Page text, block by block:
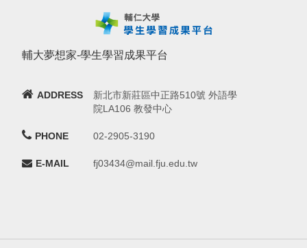
輔大夢想家-學生學習成果平台
ADDRESS
新北市新莊區中正路510號 外語學
院LA106 教發中心
PHONE 02-2905-3190
E-MAIL fj03434@mail.fju.edu.tw